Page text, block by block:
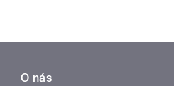
O nás